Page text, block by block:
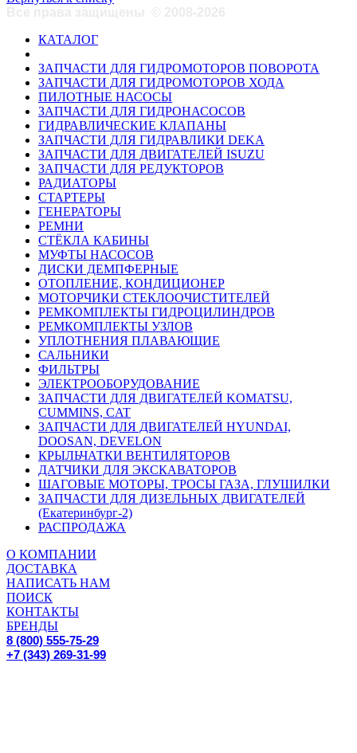
КАТАЛОГ
ЗАПЧАСТИ ДЛЯ ГИДРОМОТОРОВ ПОВОРОТА
ЗАПЧАСТИ ДЛЯ ГИДРОМОТОРОВ ХОДА
ПИЛОТНЫЕ НАСОСЫ
ЗАПЧАСТИ ДЛЯ ГИДРОНАСОСОВ
ГИДРАВЛИЧЕСКИЕ КЛАПАНЫ
ЗАПЧАСТИ ДЛЯ ГИДРАВЛИКИ DEKA
ЗАПЧАСТИ ДЛЯ ДВИГАТЕЛЕЙ ISUZU
ЗАПЧАСТИ ДЛЯ РЕДУКТОРОВ
РАДИАТОРЫ
СТАРТЕРЫ
ГЕНЕРАТОРЫ
РЕМНИ
СТЁКЛА КАБИНЫ
МУФТЫ НАСОСОВ
ДИСКИ ДЕМПФЕРНЫЕ
ОТОПЛЕНИЕ, КОНДИЦИОНЕР
МОТОРЧИКИ СТЕКЛООЧИСТИТЕЛЕЙ
РЕМКОМПЛЕКТЫ ГИДРОЦИЛИНДРОВ
РЕМКОМПЛЕКТЫ УЗЛОВ
УПЛОТНЕНИЯ ПЛАВАЮЩИЕ
САЛЬНИКИ
ФИЛЬТРЫ
ЭЛЕКТРООБОРУДОВАНИЕ
ЗАПЧАСТИ ДЛЯ ДВИГАТЕЛЕЙ KOMATSU,
CUMMINS, CAT
ЗАПЧАСТИ ДЛЯ ДВИГАТЕЛЕЙ HYUNDAI,
DOOSAN, DEVELON
КРЫЛЬЧАТКИ ВЕНТИЛЯТОРОВ
ДАТЧИКИ ДЛЯ ЭКСКАВАТОРОВ
ШАГОВЫЕ МОТОРЫ, ТРОСЫ ГАЗА, ГЛУШИЛКИ
ЗАПЧАСТИ ДЛЯ ДИЗЕЛЬНЫХ ДВИГАТЕЛЕЙ
(Екатеринбург-2)
РАСПРОДАЖА
О КОМПАНИИ
ДОСТАВКА
НАПИСАТЬ НАМ
ПОИСК
КОНТАКТЫ
БРЕНДЫ
8 (800) 555-75-29
+7 (343) 269-31-99